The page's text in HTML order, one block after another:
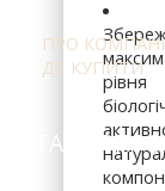
ПРО
ДЕ КУПИТИ
КАТАЛОГ
рівня